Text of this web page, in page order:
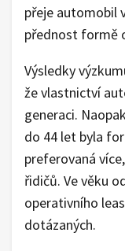
přeje automobil
přednost formě
Výsledky
že vlastnictví
generaci.
do 44 let byla
preferovaná
řidičů. Ve věku
operativního
dotázaných.